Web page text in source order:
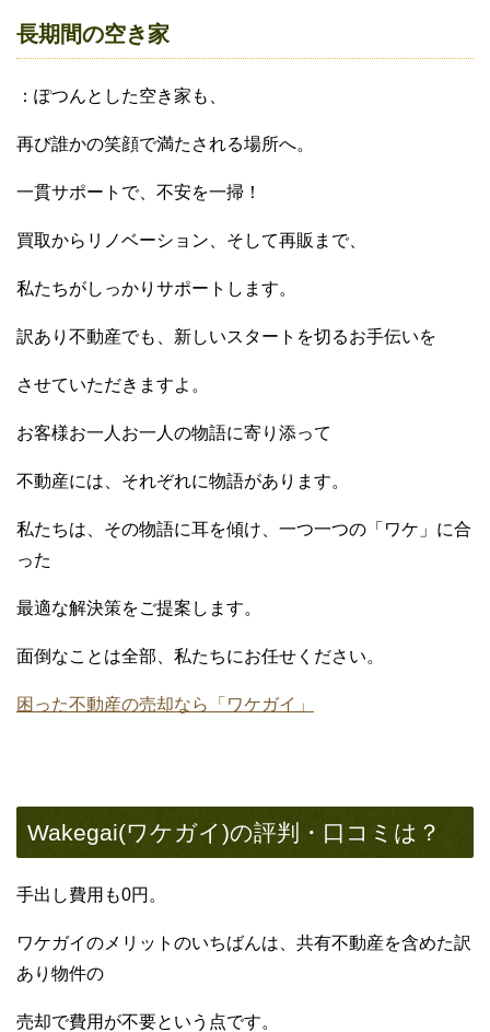
長期間の空き家
：ぽつんとした空き家も、
再び誰かの笑顔で満たされる場所へ。
一貫サポートで、不安を一掃！
買取からリノベーション、そして再販まで、
私たちがしっかりサポートします。
訳あり不動産でも、新しいスタートを切るお手伝いを
させていただきますよ。
お客様お一人お一人の物語に寄り添って
不動産には、それぞれに物語があります。
私たちは、その物語に耳を傾け、一つ一つの「ワケ」に合
った
最適な解決策をご提案します。
面倒なことは全部、私たちにお任せください。
困った不動産の売却なら「ワケガイ」
Wakegai(ワケガイ)の評判・口コミは？
手出し費用も0円。
ワケガイのメリットのいちばんは、共有不動産を含めた訳
あり物件の
売却で費用が不要という点です。